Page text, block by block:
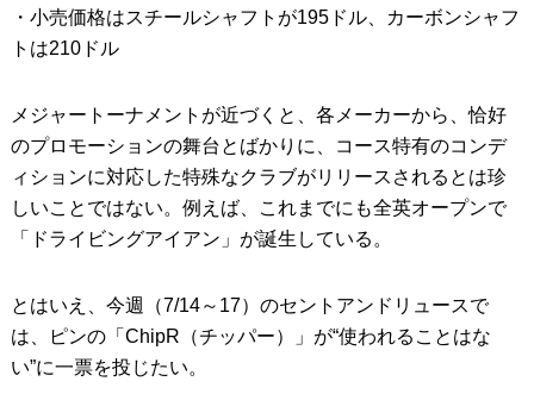
・小売価格はスチールシャフトが195ドル、カーボンシャフ
トは210ドル
メジャートーナメントが近づくと、各メーカーから、恰好
のプロモーションの舞台とばかりに、コース特有のコンデ
ィションに対応した特殊なクラブがリリースされるとは珍
しいことではない。例えば、これまでにも全英オープンで
「ドライビングアイアン」が誕生している。
とはいえ、今週（7/14～17）のセントアンドリュースで
は、ピンの「ChipR（チッパー）」が“使われることはな
い”に一票を投じたい。
OTHER その他
Editor’s Picks
Our Team 私たちのチーム
Our Mission 私たちの使命
ABOUT US MyGolfSpyJapanとは？